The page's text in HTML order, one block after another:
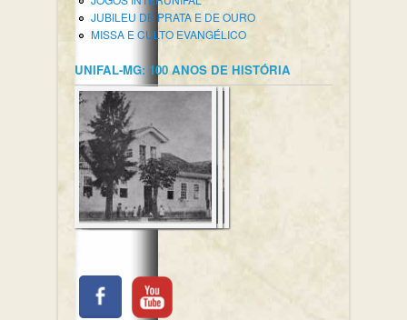
JUBILEU DE PRATA E DE OURO
MISSA E CULTO EVANGÉLICO
UNIFAL-MG: 100 ANOS DE HISTÓRIA